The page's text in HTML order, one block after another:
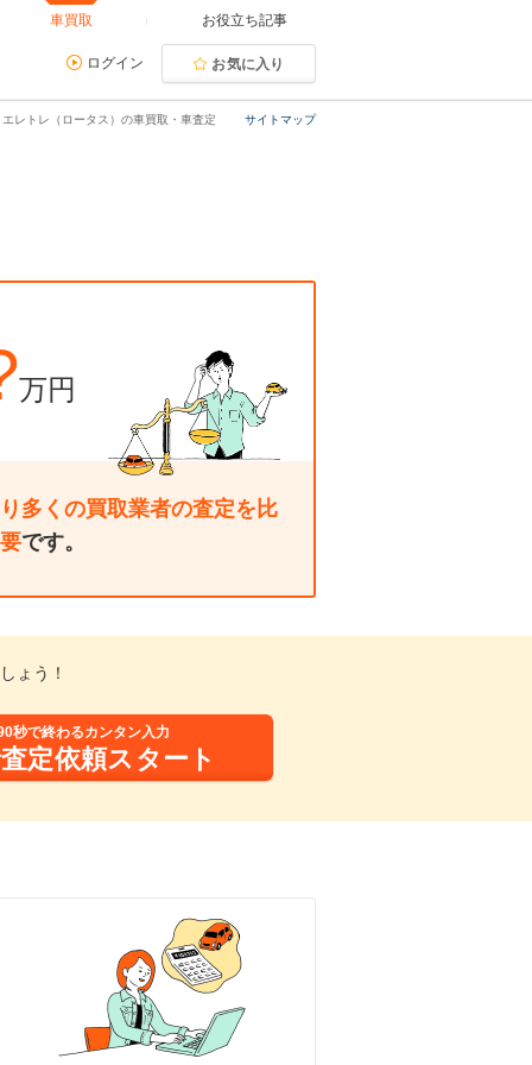
車買取 お役立ち記事
ログイン お気に入り
サイトマップ
エレトレ（ロータス）の車買取・車査定
万円
多くの買取業者の査定を比
です。
ょう！
秒で終わるカンタン入力
定依頼スタート